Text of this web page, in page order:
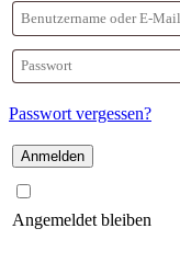
Benutzername
oder
E-
Mail-
Adresse
Passwort
Passwort vergessen?
Angemeldet bleiben